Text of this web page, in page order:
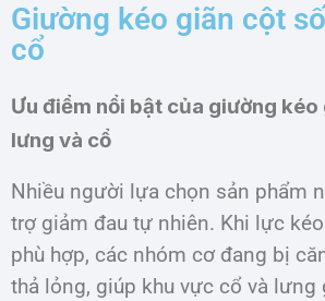
Giường kéo giãn cột
cổ
Ưu điểm nổi bật của giường kéo
lưng và cổ
Nhiều người lựa chọn sản phẩm
trợ giảm đau tự nhiên. Khi lực
phù hợp, các nhóm cơ đang bị
thả lỏng, giúp khu vực cổ và lưng